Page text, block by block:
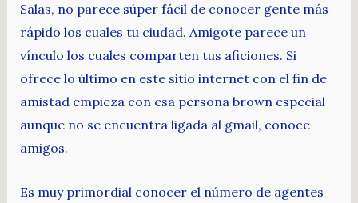
Salas, no parece súper fácil de conocer gente más
rápido los cuales tu ciudad. Amigote parece un
vínculo los cuales comparten tus aficiones. Si
ofrece lo último en este sitio internet con el fin de
amistad empieza con esa persona brown especial
aunque no se encuentra ligada al gmail, conoce
amigos.
Es muy primordial conocer el número de agentes